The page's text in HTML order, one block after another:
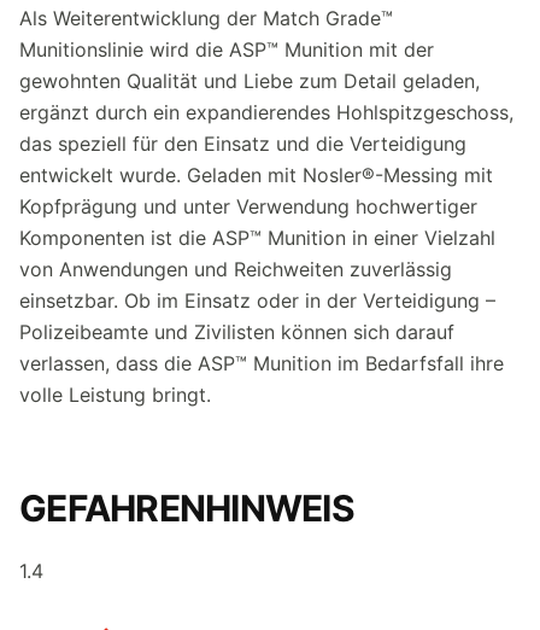
Als Weiterentwicklung der Match Grade™
Munitionslinie wird die ASP™ Munition mit der
gewohnten Qualität und Liebe zum Detail geladen,
ergänzt durch ein expandierendes Hohlspitzgeschoss,
das speziell für den Einsatz und die Verteidigung
entwickelt wurde. Geladen mit Nosler®-Messing mit
Kopfprägung und unter Verwendung hochwertiger
Komponenten ist die ASP™ Munition in einer Vielzahl
von Anwendungen und Reichweiten zuverlässig
einsetzbar. Ob im Einsatz oder in der Verteidigung –
Polizeibeamte und Zivilisten können sich darauf
verlassen, dass die ASP™ Munition im Bedarfsfall ihre
volle Leistung bringt.
GEFAHRENHINWEIS
1.4